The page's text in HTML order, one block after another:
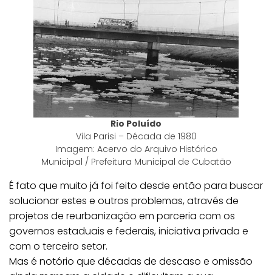
Rio Poluído
Vila Parisi – Década de 1980
Imagem: Acervo do Arquivo Histórico
Municipal / Prefeitura Municipal de Cubatão
É fato que muito já foi feito desde então para buscar
solucionar estes e outros problemas, através de
projetos de reurbanização em parceria com os
governos estaduais e federais, iniciativa privada e
com o terceiro setor.
Mas é notório que décadas de descaso e omissão